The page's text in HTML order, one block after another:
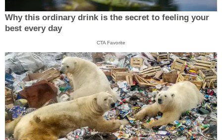
Why this ordinary drink is the secret to feeling your
best every day
CTA Favorite